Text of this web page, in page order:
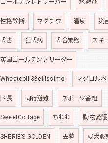
ゴールデンレトリーバー 水遊び
性格診断 マグチワ 温泉 災
犬舎 狂犬病 犬舎業務 スキ
英国ゴールデンブリーダー
Wheatcolli&Bellissimo マグゴルベ
区長 同行避難 スポーツ番組
SweetCottage ちわわ 動物愛護
SHERIE’S GOLDEN 去勢 成犬販